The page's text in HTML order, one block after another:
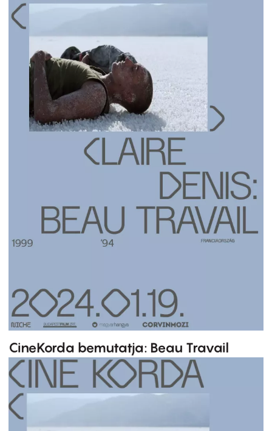
CineKorda bemutatja: Beau Travail